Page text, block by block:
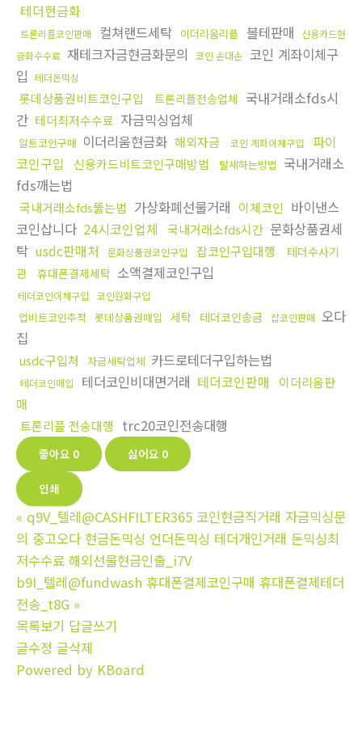
테더현금화
트론리플코인판매 컬쳐랜드세탁 이더리움리플 블테판매
신용카드현
금화수수료 재테크자금현금화문의 코인 손대손 코인 계좌이체구
입 테더돈믹싱
롯데상품권비트코인구입 트론리플전송업체 국내거래소fds시
간 테더최저수수료 자금믹싱업체
알트코인구매 이더리움현금화 해외자금 코인 계좌이체구입
파이
코인구입
신용카드비트코인구매방법 탈세하는방법 국내거래소
fds깨는법
국내거래소fds뚫는법 가상화폐선물거래 이체코인 바이낸스
코인삽니다 24시코인업체 국내거래소fds시간 문화상품권세
탁 usdc판매처 문화상품권코인구입 잡코인구입대행
테더수사기
관
휴대폰결제세탁 소액결제코인구입
테더코인이체구입 코인원화구입
업비트코인추적 롯데상품권매입 세탁 테더코인송금 잡코인판매 오다
집
usdc구입처 자금세탁업체 카드로테더구입하는법
테더코인매입 테더코인비대면거래 테더코인판매
이더리움판
매
트론리플 전송대행
trc20코인전송대행
좋아요 0 싫어요 0
인쇄
« q9V_텔레@CASHFILTER365 코인현금직거래 자금믹싱문
의 중고오다 현금돈믹싱 언더돈믹싱 테더개인거래 돈믹싱최
저수수료 해외선물현금인출_i7V
b9I_텔레@fundwash 휴대폰결제코인구매 휴대폰결제테더
전송_t8G »
목록보기 답글쓰기
글수정 글삭제
Powered by KBoard